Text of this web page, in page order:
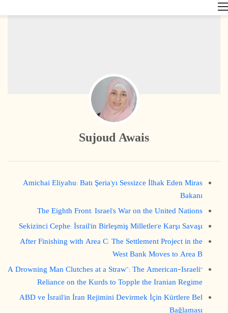
Sujoud Awais
Amichai Eliyahu: Batı Şeria’yı Sessizce İlhak Eden Miras
Bakanı
The Eighth Front: Israel’s War on the United Nations
Sekizinci Cephe: İsrail’in Birleşmiş Milletler’e Karşı Savaşı
After Finishing with Area C: The Settlement Project in the
West Bank Moves to Area B
“A Drowning Man Clutches at a Straw”: The American-Israeli
Reliance on the Kurds to Topple the Iranian Regime
ABD ve İsrail’in İran Rejimini Devirmek İçin Kürtlere Bel